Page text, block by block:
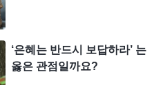
라고 생각해야 한다. 사람
징이라고 여긴다. 그런데
는 생각이 들까? 이는 가
다.)
평범한 사람의 인성의
‘은혜는 반드시 보답하라’ 는
옳은 관점일까요?